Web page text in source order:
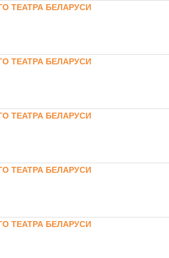
ТЕАТРА БЕЛАРУСИ
ТЕАТРА БЕЛАРУСИ
ТЕАТРА БЕЛАРУСИ
ТЕАТРА БЕЛАРУСИ
ТЕАТРА БЕЛАРУСИ